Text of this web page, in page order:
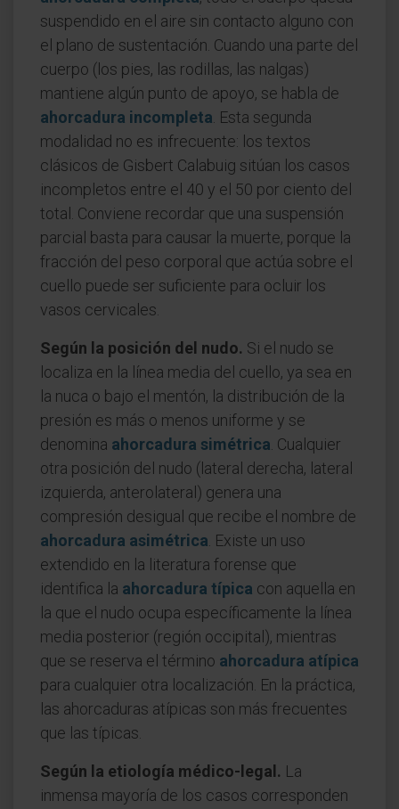
suspendido en el aire sin contacto alguno con
el plano de sustentación. Cuando una parte del
cuerpo (los pies, las rodillas, las nalgas)
mantiene algún punto de apoyo, se habla de
ahorcadura incompleta . Esta segunda
modalidad no es infrecuente: los textos
clásicos de Gisbert Calabuig sitúan los casos
incompletos entre el 40 y el 50 por ciento del
total. Conviene recordar que una suspensión
parcial basta para causar la muerte, porque la
fracción del peso corporal que actúa sobre el
cuello puede ser suficiente para ocluir los
vasos cervicales.
Según la posición del nudo. Si el nudo se
localiza en la línea media del cuello, ya sea en
la nuca o bajo el mentón, la distribución de la
presión es más o menos uniforme y se
denomina ahorcadura simétrica . Cualquier
otra posición del nudo (lateral derecha, lateral
izquierda, anterolateral) genera una
compresión desigual que recibe el nombre de
ahorcadura asimétrica . Existe un uso
extendido en la literatura forense que
identifica la ahorcadura típica con aquella en
la que el nudo ocupa específicamente la línea
media posterior (región occipital), mientras
que se reserva el término ahorcadura atípica
para cualquier otra localización. En la práctica,
las ahorcaduras atípicas son más frecuentes
que las típicas.
Según la etiología médico-legal. La
inmensa mayoría de los casos corresponden